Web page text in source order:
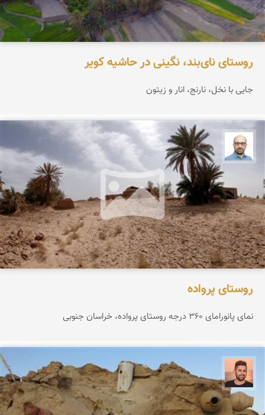
روستای نای‌بند، نگینی در حاشیه کویر
جایی با نخل، نارنج، انار و زیتون
بابک ارجمندی
روستای پرواده
نمای پانورامای ۳۶۰ درجه روستای پرواده، خراسان جنوبی
ابراهیم رفیعی